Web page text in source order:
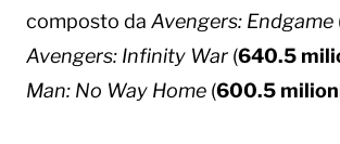
composto da Avengers: Endgame
Avengers: Infinity War (640.5
Man: No Way Home (600.5